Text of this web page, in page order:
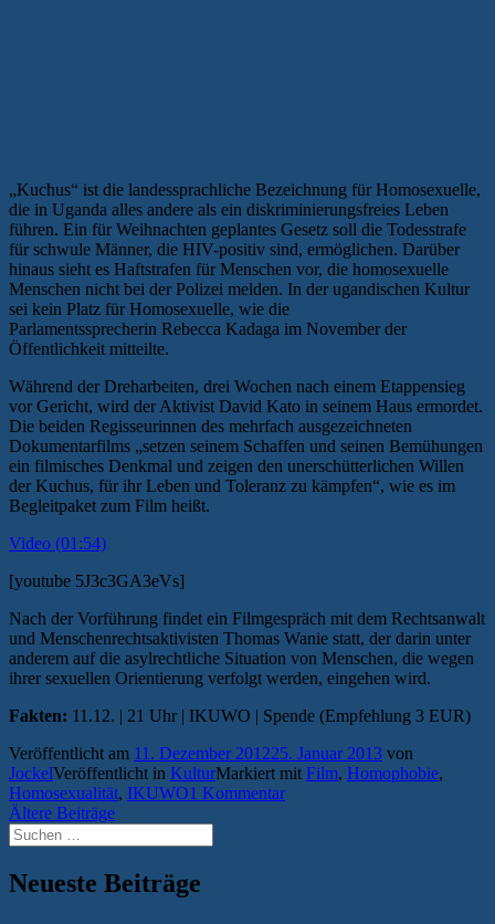
„Kuchus“ ist die landessprachliche Bezeichnung für Homosexuelle,
die in Uganda alles andere als ein diskriminierungsfreies Leben
führen. Ein für Weihnachten geplantes Gesetz soll die Todesstrafe
für schwule Männer, die HIV-positiv sind, ermöglichen. Darüber
hinaus sieht es Haftstrafen für Menschen vor, die homosexuelle
Menschen nicht bei der Polizei melden. In der ugandischen Kultur
sei kein Platz für Homosexuelle, wie die
Parlamentssprecherin Rebecca Kadaga im November der
Öffentlichkeit mitteilte.
Während der Dreharbeiten, drei Wochen nach einem Etappensieg
vor Gericht, wird der Aktivist David Kato in seinem Haus ermordet.
Die beiden Regisseurinnen des mehrfach ausgezeichneten
Dokumentarfilms „setzen seinem Schaffen und seinen Bemühungen
ein filmisches Denkmal und zeigen den unerschütterlichen Willen
der Kuchus, für ihr Leben und Toleranz zu kämpfen“, wie es im
Begleitpaket zum Film heißt.
Video (01:54)
[youtube 5J3c3GA3eVs]
Nach der Vorführung findet ein Filmgespräch mit dem Rechtsanwalt
und Menschenrechtsaktivisten Thomas Wanie statt, der darin unter
anderem auf die asylrechtliche Situation von Menschen, die wegen
ihrer sexuellen Orientierung verfolgt werden, eingehen wird.
Fakten: 11.12. | 21 Uhr | IKUWO | Spende (Empfehlung 3 EUR)
Veröffentlicht am 11. Dezember 201225. Januar 2013 von
JockelVeröffentlicht in KulturMarkiert mit Film, Homophobie,
Homosexualität, IKUWO1 Kommentar
Beitragsnavigation
Ältere Beiträge
Suchen
nach:
Neueste Beiträge